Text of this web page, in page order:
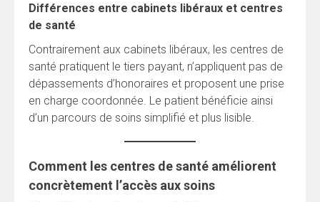
Différences entre cabinets libéraux et centres
de santé
Contrairement aux cabinets libéraux, les centres de
santé pratiquent le tiers payant, n’appliquent pas de
dépassements d’honoraires et proposent une prise
en charge coordonnée. Le patient bénéficie ainsi
d’un parcours de soins simplifié et plus lisible.
Comment les centres de santé améliorent
concrètement l’accès aux soins